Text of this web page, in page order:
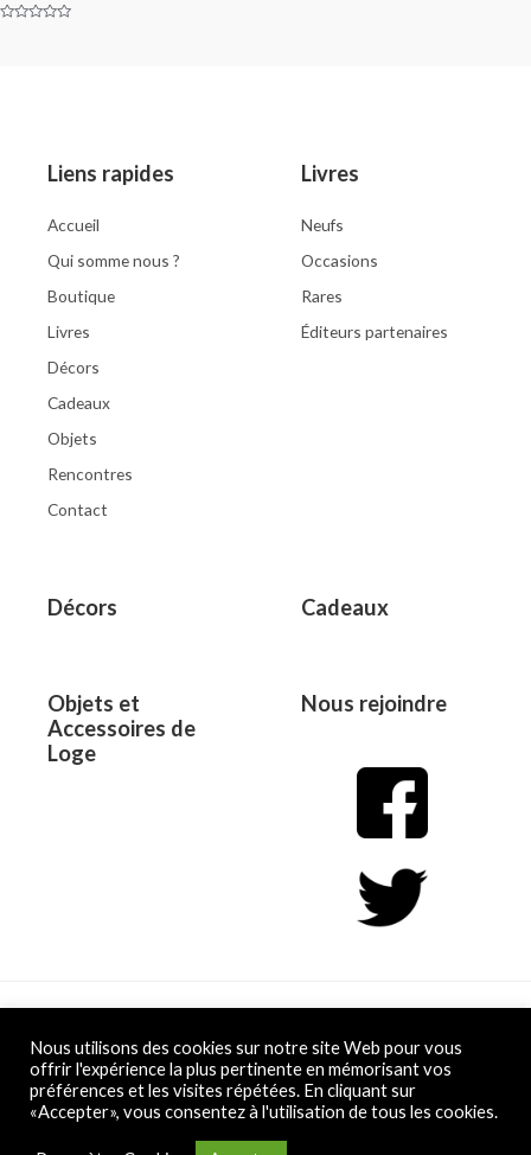
Liens rapides
Accueil
Qui somme nous ?
Boutique
Livres
Décors
Cadeaux
Objets
Rencontres
Contact
Livres
Neufs
Occasions
Rares
Éditeurs partenaires
Décors Cadeaux
Objets et
Accessoires de
Loge
Nous rejoindre
Copyright © 2026 L&D
Powered by L&D
Conditions Générales de Vente
Nous utilisons des cookies sur notre site Web pour vous
offrir l'expérience la plus pertinente en mémorisant vos
préférences et les visites répétées. En cliquant sur
«Accepter», vous consentez à l'utilisation de tous les cookies.